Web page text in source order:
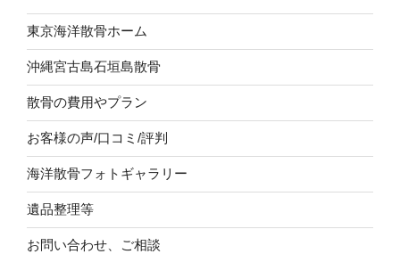
東京海洋散骨ホーム
沖縄宮古島石垣島散骨
散骨の費用やプラン
お客様の声/口コミ/評判
海洋散骨フォトギャラリー
遺品整理等
お問い合わせ、ご相談